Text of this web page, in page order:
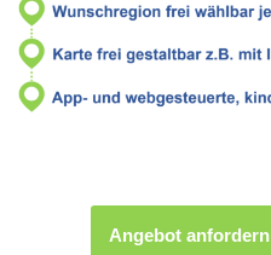
Angebot anfordern